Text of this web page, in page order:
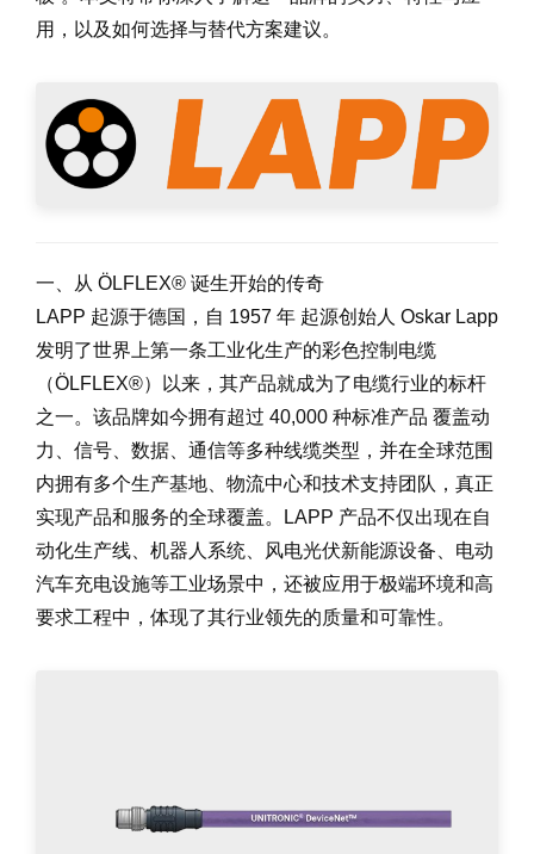
用，以及如何选择与替代方案建议。
一、从 ÖLFLEX® 诞生开始的传奇
LAPP 起源于德国，自 1957 年 起源创始人 Oskar Lapp
发明了世界上第一条工业化生产的彩色控制电缆
（ÖLFLEX®）以来，其产品就成为了电缆行业的标杆
之一。该品牌如今拥有超过 40,000 种标准产品 覆盖动
力、信号、数据、通信等多种线缆类型，并在全球范围
内拥有多个生产基地、物流中心和技术支持团队，真正
实现产品和服务的全球覆盖。LAPP 产品不仅出现在自
动化生产线、机器人系统、风电光伏新能源设备、电动
汽车充电设施等工业场景中，还被应用于极端环境和高
要求工程中，体现了其行业领先的质量和可靠性。